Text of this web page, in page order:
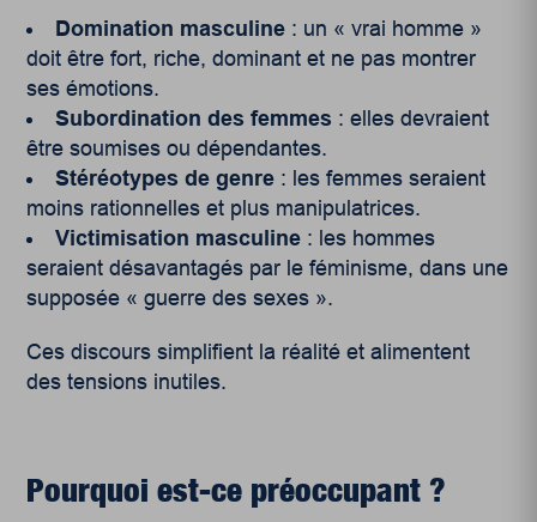
Domination masculine : un « vrai homme »
doit être fort, riche, dominant et ne pas montrer
ses émotions.
Subordination des femmes : elles devraient
être soumises ou dépendantes.
Stéréotypes de genre : les femmes seraient
moins rationnelles et plus manipulatrices.
Victimisation masculine : les hommes
seraient désavantagés par le féminisme, dans une
supposée « guerre des sexes ».
Ces discours simplifient la réalité et alimentent
des tensions inutiles.
Pourquoi est-ce préoccupant ?